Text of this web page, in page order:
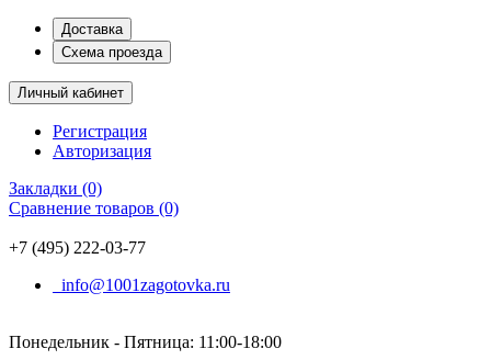
Доставка
Схема проезда
Личный кабинет
Регистрация
Авторизация
Закладки (0)
Сравнение товаров (0)
+7 (495) 222-03-77
info@1001zagotovka.ru
Понедельник - Пятница: 11:00-18:00